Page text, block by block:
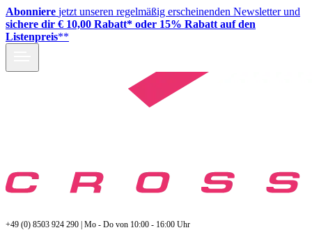
Abonniere jetzt unseren regelmäßig erscheinenden Newsletter und
sichere dir € 10,00 Rabatt* oder 15% Rabatt auf den
Listenpreis**
+49 (0) 8503 924 290 | Mo - Do von 10:00 - 16:00 Uhr